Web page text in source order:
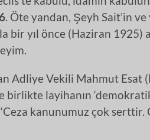
. Öte yandan, Şeyh Sait’in
bir yıl önce (Haziran 1925)
Adliye Vekili Mahmut Esat
birlikte layihanın
kanunumuz çok serttir.